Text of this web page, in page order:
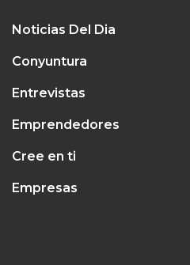
Noticias Del Dia
Conyuntura
Entrevistas
Emprendedores
Cree en ti
Empresas